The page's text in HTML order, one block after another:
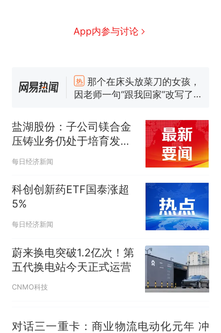
App内参与讨论
热
那个在床头放菜刀的女孩，
因老师一句“跟我回家”改写了
么？
费大厨“全国小炒肉大王”称
号，仅凭视频评出？中国烹饪
男子上山采菌偶然发现鸡枞菌
140多朵
美国渔民钓获鲨鱼徒手将其拽
回大海 目击者直呼震惊 （视频
来源：参考消息）
笔试第一被第二名传话劝弃考
因老师一句“跟我回家”改写了
人生
盐湖股份：子公司镁合金
压铸业务仍处于培育发展
每日经济新闻
科创创新药ETF国泰涨超
5%
每日经济新闻
蔚来换电突破1.2亿次！第
五代换电站今天正式运营
CNMO科技
对话三一重卡：商业物流电动化元年 冲